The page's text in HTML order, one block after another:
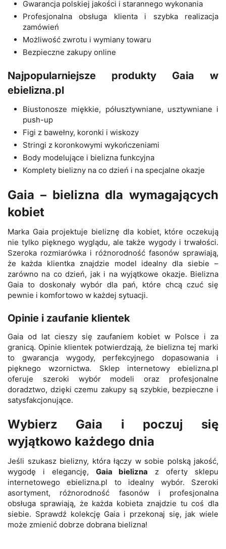
Gwarancja polskiej jakości i starannego wykonania
Profesjonalna obsługa klienta i szybka realizacja
zamówień
Możliwość zwrotu i wymiany towaru
Bezpieczne zakupy online
Najpopularniejsze produkty Gaia w
ebielizna.pl
Biustonosze miękkie, półusztywniane, usztywniane i
push-up
Figi z bawełny, koronki i wiskozy
Stringi z koronkowymi wykończeniami
Body modelujące i bielizna funkcyjna
Komplety bielizny na co dzień i na specjalne okazje
Gaia – bielizna dla wymagających
kobiet
Marka Gaia projektuje bieliznę dla kobiet, które oczekują
nie tylko pięknego wyglądu, ale także wygody i trwałości.
Szeroka rozmiarówka i różnorodność fasonów sprawiają,
że każda klientka znajdzie model idealny dla siebie –
zarówno na co dzień, jak i na wyjątkowe okazje. Bielizna
Gaia to doskonały wybór dla pań, które chcą czuć się
pewnie i komfortowo w każdej sytuacji.
Opinie i zaufanie klientek
Gaia od lat cieszy się zaufaniem kobiet w Polsce i za
granicą. Opinie klientek potwierdzają, że bielizna tej marki
to gwarancja wygody, perfekcyjnego dopasowania i
pięknego wzornictwa. Sklep internetowy ebielizna.pl
oferuje szeroki wybór modeli oraz profesjonalne
doradztwo, dzięki czemu zakupy są szybkie, bezpieczne i
satysfakcjonujące.
Wybierz Gaia i poczuj się
wyjątkowo każdego dnia
Jeśli szukasz bielizny, która łączy w sobie polską jakość,
wygodę i elegancję, Gaia bielizna z oferty sklepu
internetowego ebielizna.pl to idealny wybór. Szeroki
asortyment, różnorodność fasonów i profesjonalna
obsługa sprawiają, że każda kobieta znajdzie tu coś dla
siebie. Sprawdź kolekcję Gaia i przekonaj się, jak wiele
może zmienić dobrze dobrana bielizna!